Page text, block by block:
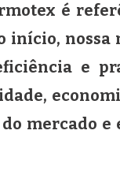
é
início,
e
mercado